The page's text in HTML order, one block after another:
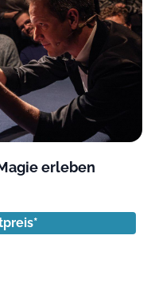
erleben